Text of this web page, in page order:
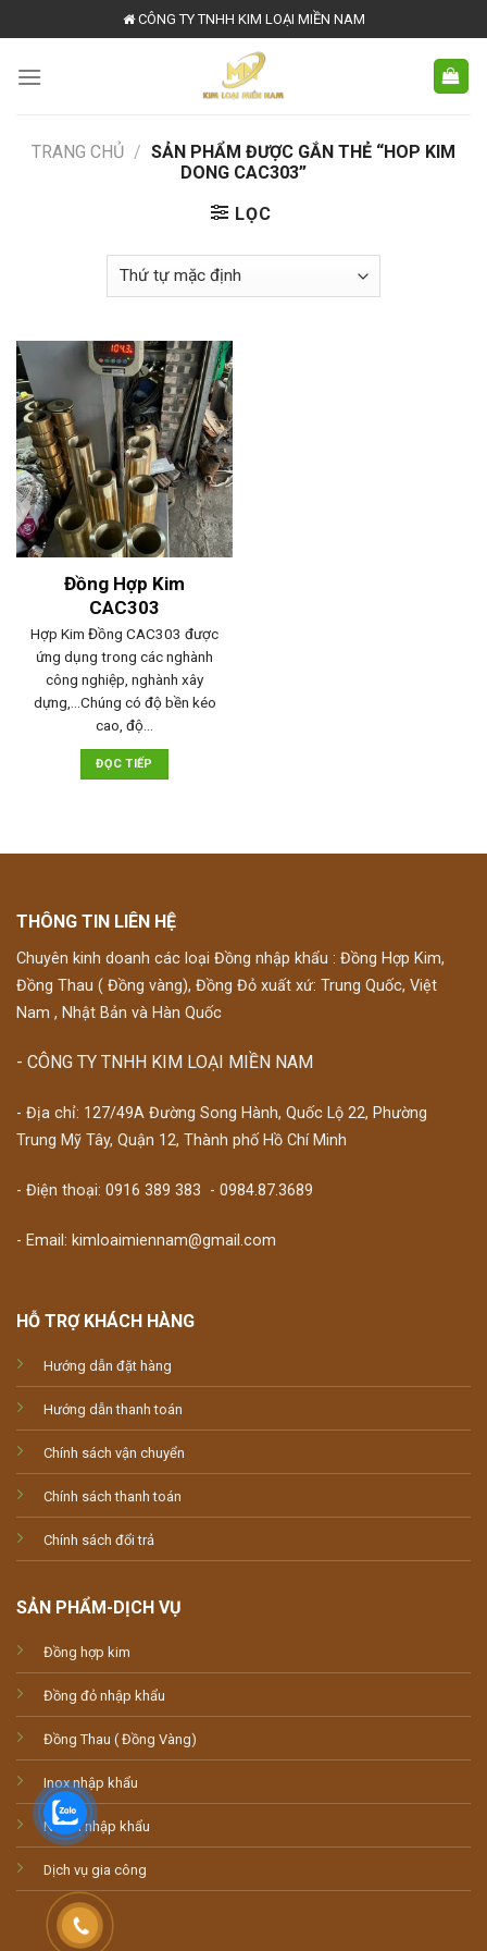
to
content
CÔNG TY TNHH KIM LOẠI MIỀN NAM
TRANG CHỦ / SẢN PHẨM ĐƯỢC GẮN THẺ “HOP KIM
DONG CAC303”
LỌC
Đồng Hợp Kim
CAC303
Hợp Kim Đồng CAC303 được
ứng dụng trong các nghành
công nghiệp, nghành xây
dựng,…Chúng có độ bền kéo
cao, độ…
ĐỌC TIẾP
THÔNG TIN LIÊN HỆ
Chuyên kinh doanh các loại Đồng nhập khẩu : Đồng Hợp Kim,
Đồng Thau ( Đồng vàng), Đồng Đỏ xuất xứ: Trung Quốc, Việt
Nam , Nhật Bản và Hàn Quốc
- CÔNG TY TNHH KIM LOẠI MIỀN NAM
- Địa chỉ: 127/49A Đường Song Hành, Quốc Lộ 22, Phường
Trung Mỹ Tây, Quận 12, Thành phố Hồ Chí Minh
- Điện thoại: 0916 389 383 - 0984.87.3689
- Email: kimloaimiennam@gmail.com
HỖ TRỢ KHÁCH HÀNG
Hướng dẫn đặt hàng
Hướng dẫn thanh toán
Chính sách vận chuyển
Chính sách thanh toán
Chính sách đổi trả
SẢN PHẨM-DỊCH VỤ
Đồng hợp kim
Đồng đỏ nhập khẩu
Đồng Thau ( Đồng Vàng)
Inox nhập khẩu
Nhôm nhập khẩu
Dịch vụ gia công